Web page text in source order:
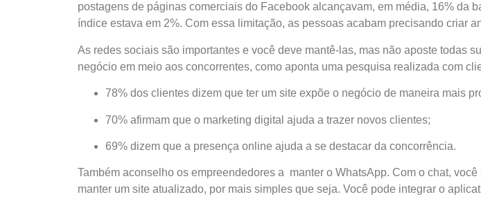
postagens de páginas comerciais do Facebook alcançavam, em média, 16% da
índice estava em 2%. Com essa limitação, as pessoas acabam precisando criar
As redes sociais são importantes e você deve mantê-las, mas não aposte todas
negócio em meio aos concorrentes, como aponta uma pesquisa realizada com
78% dos clientes dizem que ter um site expõe o negócio de maneira mais
70% afirmam que o marketing digital ajuda a trazer novos clientes;
69% dizem que a presença online ajuda a se destacar da concorrência.
Também aconselho os empreendedores a manter o WhatsApp. Com o chat,
manter um site atualizado, por mais simples que seja. Você pode integrar o